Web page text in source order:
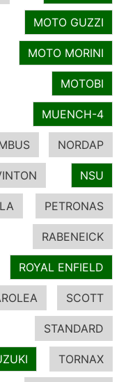
MOTO GUZZI
MOTO MORINI
MOTOBI
MUENCH-4
NORDAP
NSU
PETRONAS
RABENEICK
ROYAL ENFIELD
SCOTT
STANDARD
TORNAX